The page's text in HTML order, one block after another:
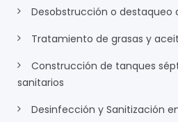
Desobstrucción o destaqueo
Tratamiento de grasas y
Construcción de tanques
sanitarios
Desinfección y Sanitización